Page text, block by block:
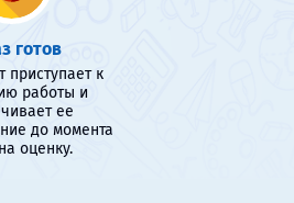
готов
приступает к
работы и
ее
до момента
оценку.